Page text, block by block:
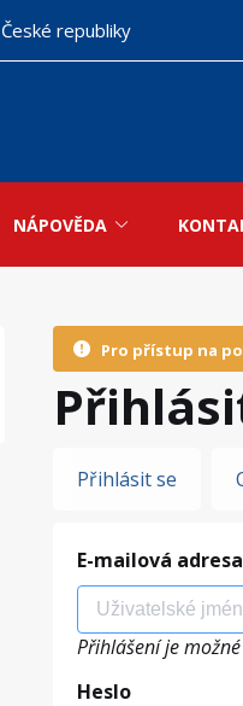
republiky
NÁPOVĚDA
Pro přístup na
Hlavní
Přihlásit se
E-mailová adresa
Přihlášení je
Heslo